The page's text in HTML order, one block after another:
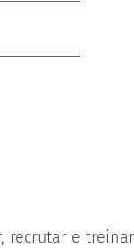
recrutar e treinar